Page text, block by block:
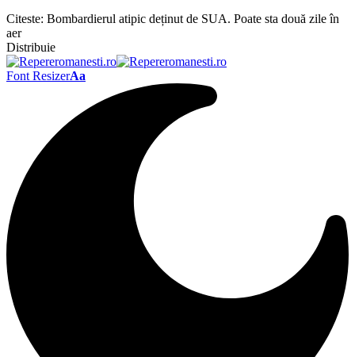
Citeste: Bombardierul atipic deținut de SUA. Poate sta două zile în
aer
Distribuie
Font ResizerAa